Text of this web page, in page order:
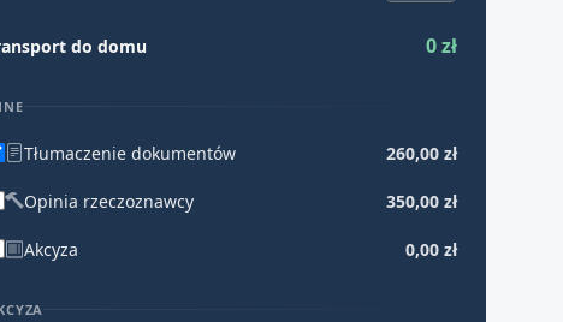
do domu 0 zł
Tłumaczenie dokumentów 260,00 zł
Opinia rzeczoznawcy 350,00 zł
Akcyza 0,00 zł